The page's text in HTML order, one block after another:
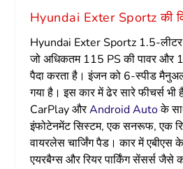
Hyundai Exter Sportz की
Hyundai Exter Sportz 1.5-
जो अधिकतम 115 PS की पावर और
पैदा करता है। इंजन को 6-स्पीड
गया है। इस कार में ढेर सारे फीचर्स
CarPlay औरAndroid Autoके
इंफोटेनमेंट सिस्टम, एक सनरूफ, एक
वायरलेस चार्जिंग पैड। कार में एबीएस
एयरबैग्स और रियर पार्किंग सेंसर्स जैसे